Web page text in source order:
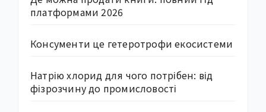
платформами 2026
Консументи це гетеротрофи екосистеми
Натрію хлорид для чого потрібен: від
фізрозчину до промисловості